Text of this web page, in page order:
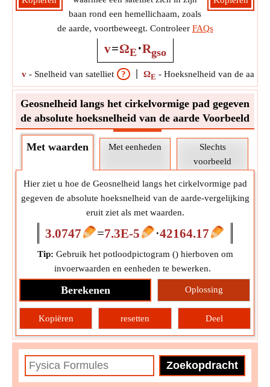
baan rond een hemellichaam, zoals
de aarde, voortbeweegt. Controleer FAQs
v=ΩE ⋅Rgso
v - Snelheid van satelliet ? ΩE - Hoeksnelheid van de aarde
Geosnelheid langs het cirkelvormige pad gegeven
de absolute hoeksnelheid van de aarde Voorbeeld
Met waarden Met eenheden
Slechts
voorbeeld
Hier ziet u hoe de Geosnelheid langs het cirkelvormige pad
gegeven de absolute hoeksnelheid van de aarde-vergelijking
eruit ziet als met waarden.
3.0747 =7.3E-5 ⋅42164.17
Tip: Gebruik het potloodpictogram () hierboven om
invoerwaarden en eenheden te bewerken.
Berekenen Oplossing
Kopiëren resetten Deel